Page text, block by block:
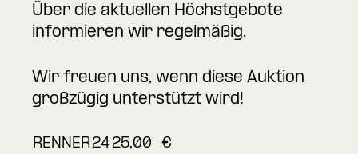
Über die aktuellen Höchstgebote
informieren wir regelmäßig.
Wir freuen uns, wenn diese Auktion
großzügig unterstützt wird!
RENNER2425,00
€